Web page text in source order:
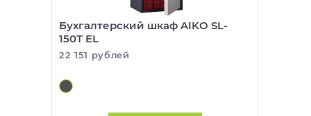
Бухгалтерский шкаф AIKO SL-
150Т EL
22 151 рублей